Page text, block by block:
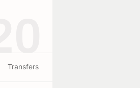
Transfers